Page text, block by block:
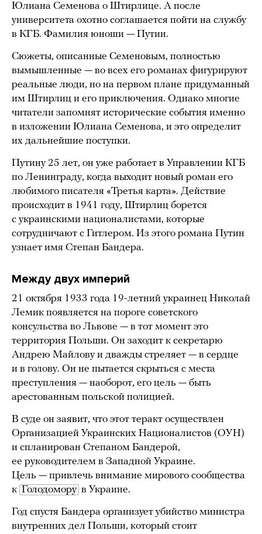
Юлиана Семенова о Штирлице. А после
университета охотно соглашается пойти на службу
в КГБ. Фамилия юноши — Путин.
Сюжеты, описанные Семеновым, полностью
вымышленные — во всех его романах фигурируют
реальные люди, но на первом плане придуманный
им Штирлиц и его приключения. Однако многие
читатели запомнят исторические события именно
в изложении Юлиана Семенова, и это определит
их дальнейшие поступки.
Путину 25 лет, он уже работает в Управлении КГБ
по Ленинграду, когда выходит новый роман его
любимого писателя «Третья карта». Действие
происходит в 1941 году, Штирлиц борется
с украинскими националистами, которые
сотрудничают с Гитлером. Из этого романа Путин
узнает имя Степан Бандера.
Между двух империй
21 октября 1933 года 19-летний украинец Николай
Лемик появляется на пороге советского
консульства во Львове — в тот момент это
территория Польши. Он заходит к секретарю
Андрею Майлову и дважды стреляет — в сердце
и в голову. Он не пытается скрыться с места
преступления — наоборот, его цель — быть
арестованным польской полицией.
В суде он заявит, что этот теракт осуществлен
Организацией Украинских Националистов (ОУН)
и спланирован Степаном Бандерой,
ее руководителем в Западной Украине.
Цель — привлечь внимание мирового сообщества
к Голодомору в Украине.
Год спустя Бандера организует убийство министра
внутренних дел Польши, который стоит